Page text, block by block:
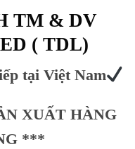
TM & DV
( TDL)
tại Việt Nam
XUẤT HÀNG
***